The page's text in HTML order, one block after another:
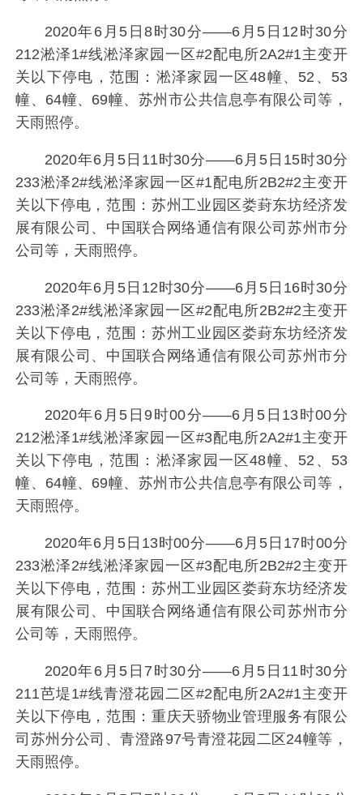
2020年6月5日8时30分——6月5日12时30分
212淞泽1#线淞泽家园一区#2配电所2A2#1主变开
关以下停电，范围：淞泽家园一区48幢、52、53
幢、64幢、69幢、苏州市公共信息亭有限公司等，
天雨照停。
2020年6月5日11时30分——6月5日15时30分
233淞泽2#线淞泽家园一区#1配电所2B2#2主变开
关以下停电，范围：苏州工业园区娄葑东坊经济发
展有限公司、中国联合网络通信有限公司苏州市分
公司等，天雨照停。
2020年6月5日12时30分——6月5日16时30分
233淞泽2#线淞泽家园一区#2配电所2B2#2主变开
关以下停电，范围：苏州工业园区娄葑东坊经济发
展有限公司、中国联合网络通信有限公司苏州市分
公司等，天雨照停。
2020年6月5日9时00分——6月5日13时00分
212淞泽1#线淞泽家园一区#3配电所2A2#1主变开
关以下停电，范围：淞泽家园一区48幢、52、53
幢、64幢、69幢、苏州市公共信息亭有限公司等，
天雨照停。
2020年6月5日13时00分——6月5日17时00分
233淞泽2#线淞泽家园一区#3配电所2B2#2主变开
关以下停电，范围：苏州工业园区娄葑东坊经济发
展有限公司、中国联合网络通信有限公司苏州市分
公司等，天雨照停。
2020年6月5日7时30分——6月5日11时30分
211芭堤1#线青澄花园二区#2配电所2A2#1主变开
关以下停电，范围：重庆天骄物业管理服务有限公
司苏州分公司、青澄路97号青澄花园二区24幢等，
天雨照停。